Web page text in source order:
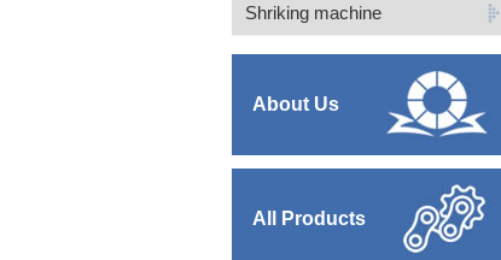
Shriking machine
About Us
All Products